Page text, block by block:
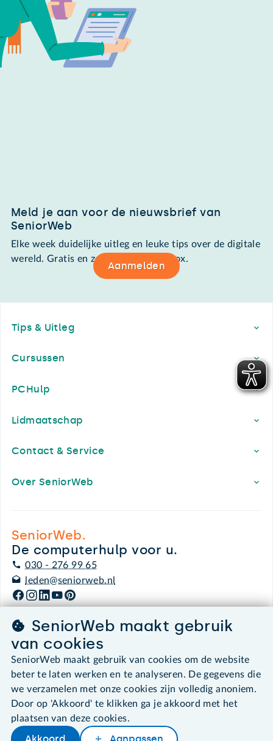
Meld je aan voor de nieuwsbrief van
SeniorWeb
Elke week duidelijke uitleg en leuke tips over de digitale
wereld. Gratis en zomaar in de mailbox.
Aanmelden
Tips & Uitleg
Cursussen
PCHulp
Lidmaatschap
Contact & Service
Over SeniorWeb
SeniorWeb.
De computerhulp voor u.
030 - 276 99 65
leden@seniorweb.nl
©2026 SeniorWeb
Algemene voorwaarden
Cookies en cookie-instellingen
Disclaimer
Privacybeleid
About SeniorWeb
SeniorWeb maakt gebruik
van cookies
SeniorWeb maakt gebruik van cookies om de website
beter te laten werken en te analyseren. De gegevens die
we verzamelen met onze cookies zijn volledig anoniem.
Door op 'Akkoord' te klikken ga je akkoord met het
plaatsen van deze cookies.